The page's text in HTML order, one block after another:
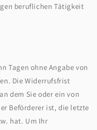
beruflichen Tätigkeit
Tagen ohne Angabe von
Die Widerrufsfrist
dem Sie oder ein von
Beförderer ist, die letzte
hat. Um Ihr